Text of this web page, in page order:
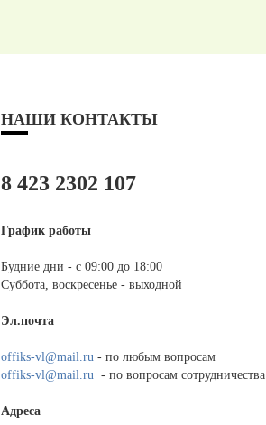
НАШИ КОНТАКТЫ
8 423 2302 107
График работы
Будние дни - с 09:00 до 18:00
Суббота, воскресенье - выходной
Эл.почта
offiks-vl@mail.ru - по любым вопросам
offiks-vl@mail.ru - по вопросам сотрудничества
Адреса